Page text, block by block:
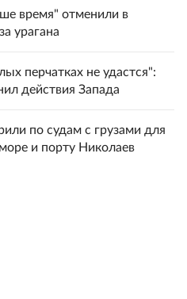
время" отменили в
урагана
перчатках не удастся":
действия Запада
по судам с грузами для
и порту Николаев